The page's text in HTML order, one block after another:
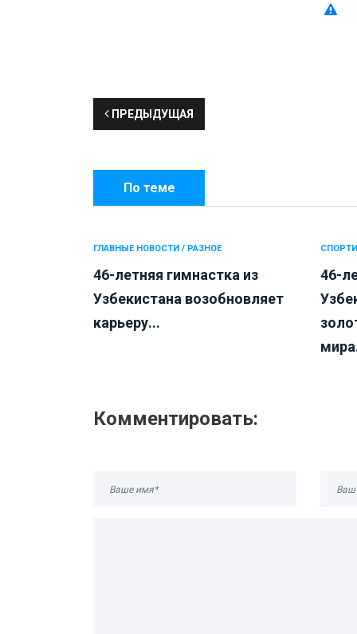
ПРЕДЫДУЩАЯ
По теме
ГЛАВНЫЕ НОВОСТИ / РАЗНОЕ
46-летняя гимнастка из
Узбекистана возобновляет
карьеру...
46-
Комментировать: